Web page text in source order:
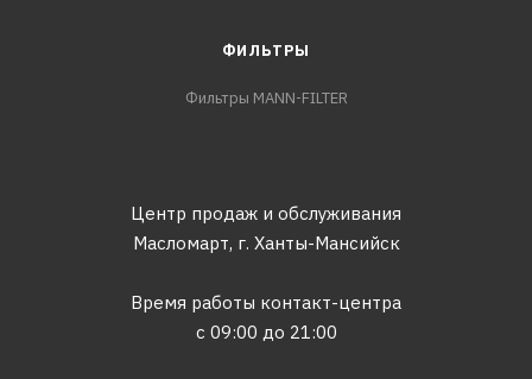
ФИЛЬТРЫ
Фильтры MANN-FILTER
Центр продаж и обслуживания
Масломарт, г. Ханты-Мансийск
Время работы контакт-центра
с 09:00 до 21:00